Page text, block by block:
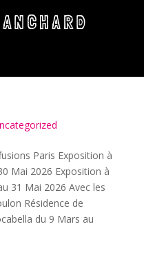
Paris Exposition à
Mai 2026 Exposition à
31 Mai 2026 Avec les
Résidence de
du 9 Mars au